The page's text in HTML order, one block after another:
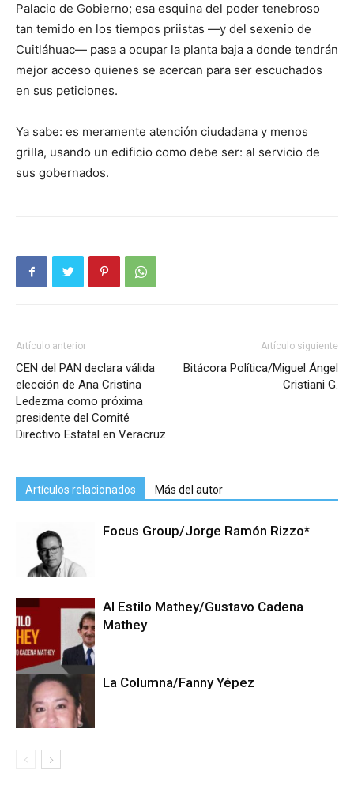
Palacio de Gobierno; esa esquina del poder tenebroso
tan temido en los tiempos priistas —y del sexenio de
Cuitláhuac— pasa a ocupar la planta baja a donde tendrán
mejor acceso quienes se acercan para ser escuchados
en sus peticiones.
Ya sabe: es meramente atención ciudadana y menos
grilla, usando un edificio como debe ser: al servicio de
sus gobernados.
Artículo anterior
CEN del PAN declara válida
elección de Ana Cristina
Ledezma como próxima
presidente del Comité
Directivo Estatal en Veracruz
Artículo siguiente
Bitácora Política/Miguel Ángel
Cristiani G.
Artículos relacionados Más del autor
Focus Group/Jorge Ramón Rizzo*
Al Estilo Mathey/Gustavo Cadena
Mathey
La Columna/Fanny Yépez